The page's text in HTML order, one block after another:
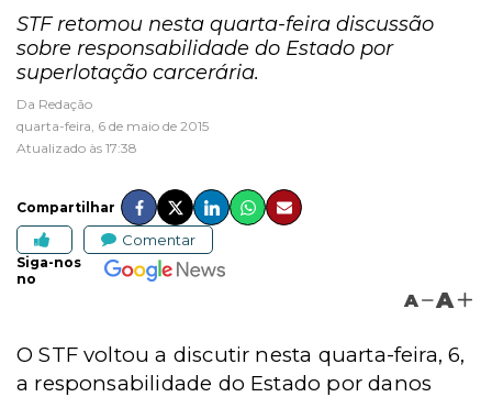
STF retomou nesta quarta-feira discussão
sobre responsabilidade do Estado por
superlotação carcerária.
Da Redação
quarta-feira, 6 de maio de 2015
Atualizado às 17:38
Compartilhar
Comentar
Siga-nos
no
A A
O STF voltou a discutir nesta quarta-feira, 6,
a responsabilidade do Estado por danos